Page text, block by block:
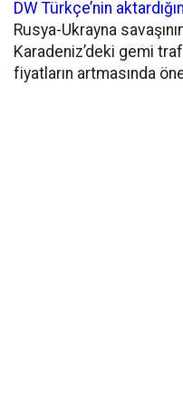
DW Türkçe’nin
Rusya-Ukrayna
Karadeniz’deki gemi
fiyatların artmasında